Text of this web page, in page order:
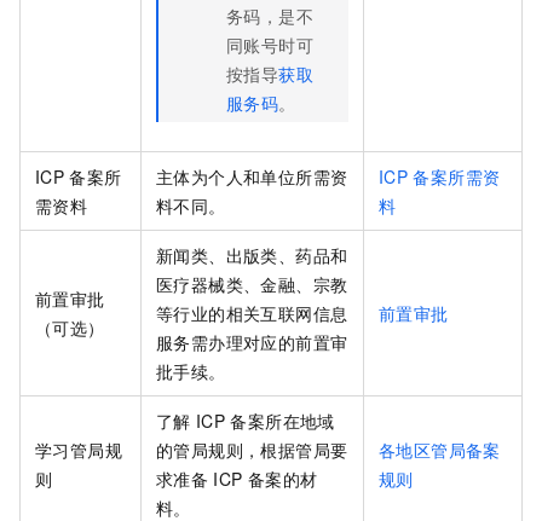
务码，是不
同账号时可
按指导获取
服务码。
ICP 备案所
需资料
主体为个人和单位所需资
料不同。
ICP 备案所需资
料
前置审批
（可选）
新闻类、出版类、药品和
医疗器械类、金融、宗教
等行业的相关互联网信息
服务需办理对应的前置审
批手续。
前置审批
学习管局规
则
了解 ICP 备案所在地域
的管局规则，根据管局要
求准备 ICP 备案的材
料。
各地区管局备案
规则